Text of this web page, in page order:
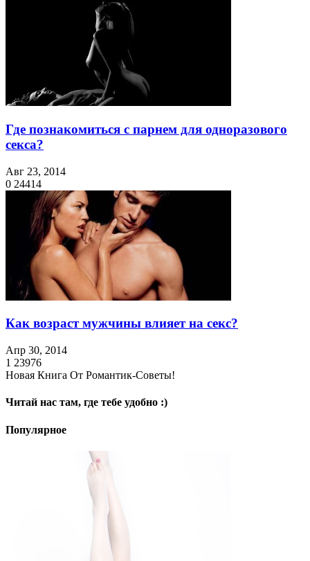
Где познакомиться с парнем для одноразового
секса?
Авг 23, 2014
0 24414
Как возраст мужчины влияет на секс?
Апр 30, 2014
1 23976
Новая Книга От Романтик-Советы!
Читай нас там, где тебе удобно :)
Популярное